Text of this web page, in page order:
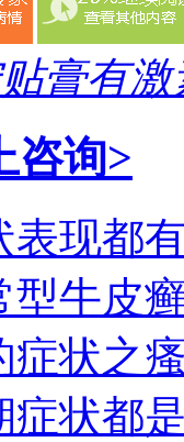
膏有激
咨询>
表现都
型牛皮
症状之
症状都